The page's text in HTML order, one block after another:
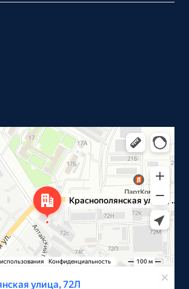
улица, 72Л на карте Волгограда —